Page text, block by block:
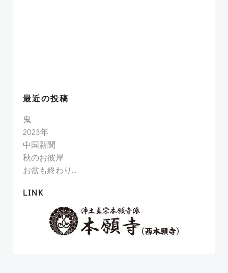
最近の投稿
鬼
2023年
中国新聞
秋のお彼岸
お盆も終わり…
LINK